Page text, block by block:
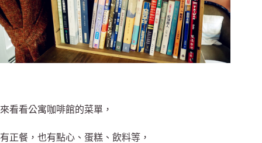
來看看公寓咖啡館的菜單，
有正餐，也有點心、蛋糕、飲料等，